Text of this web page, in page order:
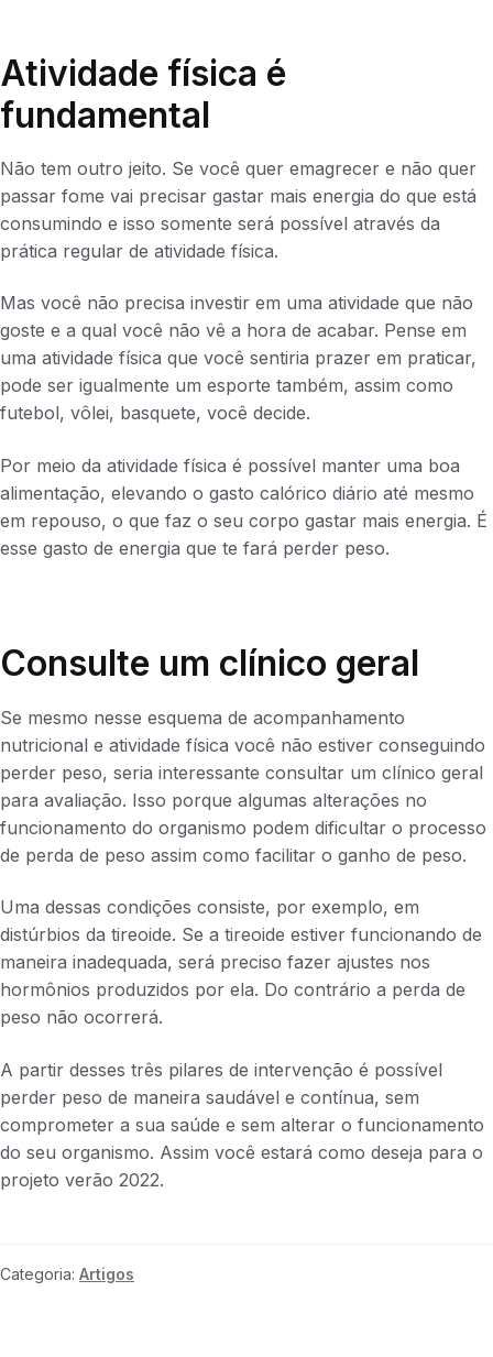
Atividade física é
fundamental
Não tem outro jeito. Se você quer emagrecer e não quer
passar fome vai precisar gastar mais energia do que está
consumindo e isso somente será possível através da
prática regular de atividade física.
Mas você não precisa investir em uma atividade que não
goste e a qual você não vê a hora de acabar. Pense em
uma atividade física que você sentiria prazer em praticar,
pode ser igualmente um esporte também, assim como
futebol, vôlei, basquete, você decide.
Por meio da atividade física é possível manter uma boa
alimentação, elevando o gasto calórico diário até mesmo
em repouso, o que faz o seu corpo gastar mais energia. É
esse gasto de energia que te fará perder peso.
Consulte um clínico geral
Se mesmo nesse esquema de acompanhamento
nutricional e atividade física você não estiver conseguindo
perder peso, seria interessante consultar um clínico geral
para avaliação. Isso porque algumas alterações no
funcionamento do organismo podem dificultar o processo
de perda de peso assim como facilitar o ganho de peso.
Uma dessas condições consiste, por exemplo, em
distúrbios da tireoide. Se a tireoide estiver funcionando de
maneira inadequada, será preciso fazer ajustes nos
hormônios produzidos por ela. Do contrário a perda de
peso não ocorrerá.
A partir desses três pilares de intervenção é possível
perder peso de maneira saudável e contínua, sem
comprometer a sua saúde e sem alterar o funcionamento
do seu organismo. Assim você estará como deseja para o
projeto verão 2022.
Categoria: Artigos